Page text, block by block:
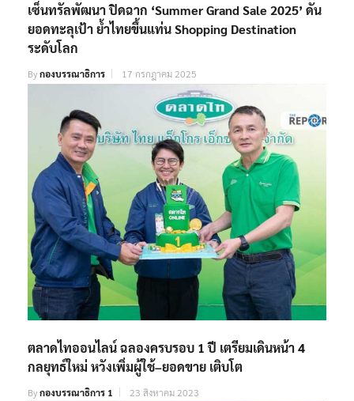
เซ็นทรัลพัฒนา ปิดฉาก ‘Summer Grand Sale 2025’ ดัน
ยอดทะลุเป้า ย้ำไทยขึ้นแท่น Shopping Destination
ระดับโลก
Byกองบรรณาธิการ 17 กรกฎาคม 2025
ตลาดไทออนไลน์ ฉลองครบรอบ 1 ปี เตรียมเดินหน้า 4
กลยุทธ์ใหม่ หวังเพิ่มผู้ใช้–ยอดขาย เติบโต
Byกองบรรณาธิการ 1 23 สิงหาคม 2023